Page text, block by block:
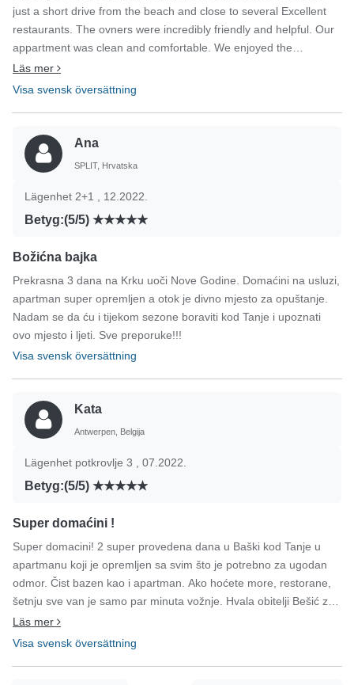
just a short drive from the beach and close to several Excellent
restaurants. The ovners were incredibly friendly and helpful. Our
appartment was clean and comfortable. We enjoyed the
appartment's pool area.. We had a fantastic holiday and would
highly recommend this appartments to families and couples
Läs mer
Visa svensk översättning
Ana
SPLIT, Hrvatska
Lägenhet 2+1 , 12.2022.
Betyg:(5/5)
Božićna bajka
Prekrasna 3 dana na Krku uoči Nove Godine. Domaćini na usluzi,
apartman super opremljen a otok je divno mjesto za opuštanje.
Nadam se da ću i tijekom sezone boraviti kod Tanje i upoznati
ovo mjesto i ljeti. Sve preporuke!!!
Visa svensk översättning
Kata
Antwerpen, Belgija
Lägenhet potkrovlje 3 , 07.2022.
Betyg:(5/5)
Super domaćini !
Super domacini! 2 super provedena dana u Baški kod Tanje u
apartmanu koji je opremljen sa svim što je potrebno za ugodan
odmor. Čist bazen kao i apartman. Ako hoćete more, restorane,
šetnju sve van je samo par minuta vožnje. Hvala obitelji Bešić za
ugodan odmor. Vidimo se sigurno opet! Katica i ekipa
Läs mer
Visa svensk översättning